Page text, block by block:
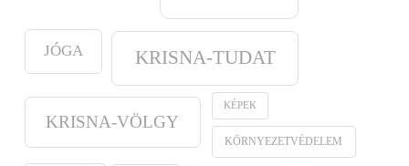
JÓGA KRISNA-TUDAT
KRISNA-VÖLGY
KÉPEK
KÖRNYEZETVÉDELEM